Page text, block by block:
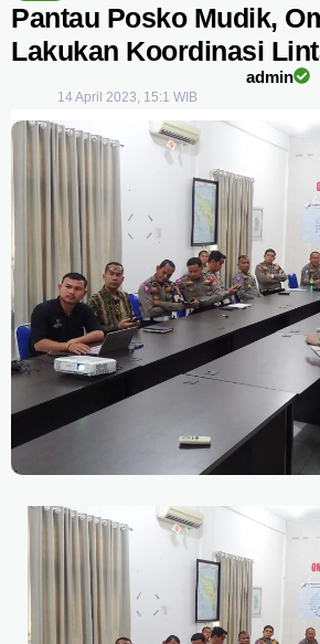
Pantau Posko Mudik,
Lakukan Koordinasi
admin
14 April 2023, 15:1 WIB